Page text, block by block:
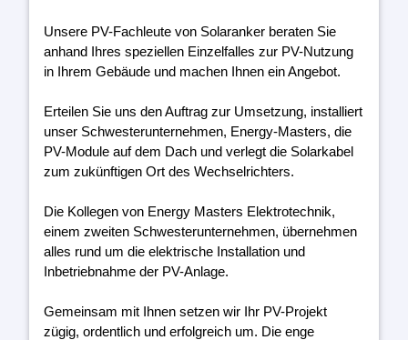
Unsere PV-Fachleute von Solaranker beraten Sie
anhand Ihres speziellen Einzelfalles zur PV-Nutzung
in Ihrem Gebäude und machen Ihnen ein Angebot.
Erteilen Sie uns den Auftrag zur Umsetzung, installiert
unser Schwesterunternehmen, Energy-Masters, die
PV-Module auf dem Dach und verlegt die Solarkabel
zum zukünftigen Ort des Wechselrichters.
Die Kollegen von Energy Masters Elektrotechnik,
einem zweiten Schwesterunternehmen, übernehmen
alles rund um die elektrische Installation und
Inbetriebnahme der PV-Anlage.
Gemeinsam mit Ihnen setzen wir Ihr PV-Projekt
zügig, ordentlich und erfolgreich um. Die enge